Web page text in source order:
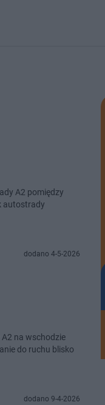
A2 pomiędzy
autostrady
dodano 4-5-2026
na wschodzie
do ruchu blisko
dodano 9-4-2026